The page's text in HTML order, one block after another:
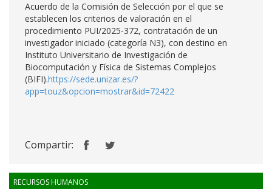
Acuerdo de la Comisión de Selección por el que se
establecen los criterios de valoración en el
procedimiento PUI/2025-372, contratación de un
investigador iniciado (categoría N3), con destino en
Instituto Universitario de Investigación de
Biocomputación y Física de Sistemas Complejos
(BIFI).https://sede.unizar.es/?
app=touz&opcion=mostrar&id=72422
Compartir:
RECURSOS HUMANOS